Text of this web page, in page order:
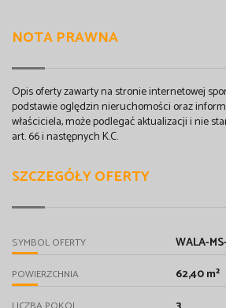
NOTA PRAWNA
Opis oferty zawarty na stronie internetowej
podstawie oględzin nieruchomości oraz
właściciela, może podlegać aktualizacji i nie
art. 66 i następnych K.C.
SZCZEGÓŁY OFERTY
SYMBOL OFERTY WALA-
POWIERZCHNIA 62,40 m²